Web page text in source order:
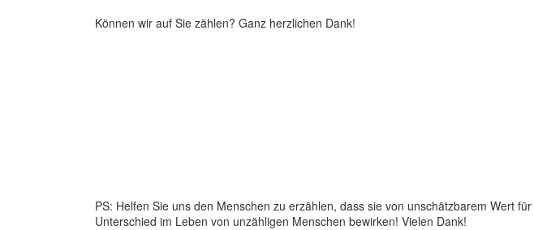
Können wir auf Sie zählen? Ganz herzlichen Dank!
PS: Helfen Sie uns den Menschen zu erzählen, dass sie von unschätzbarem Wert
Unterschied im Leben von unzähligen Menschen bewirken! Vielen Dank!